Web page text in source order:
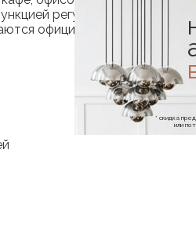
регулировки яркости.
официальной гарантией.
* скидка
или по